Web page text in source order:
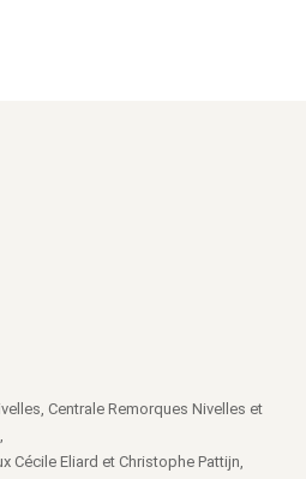
Centrale Remorques Nivelles et
Cécile Eliard et Christophe Pattijn,